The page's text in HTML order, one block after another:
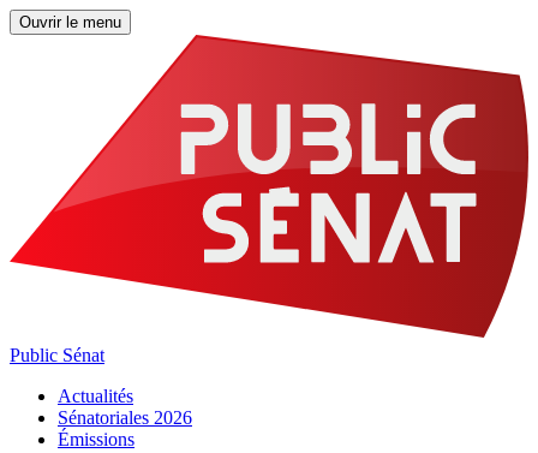
Ouvrir le menu
Public Sénat
Actualités
Sénatoriales 2026
Émissions